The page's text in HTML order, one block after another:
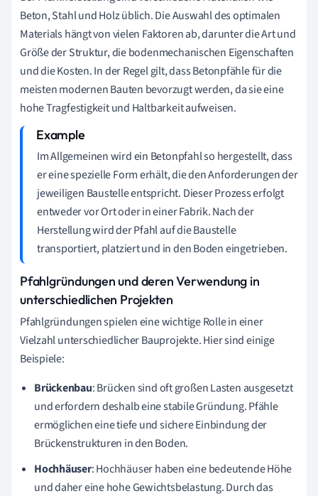
Beton, Stahl und Holz üblich. Die Auswahl des optimalen
Materials hängt von vielen Faktoren ab, darunter die Art und
Größe der Struktur, die bodenmechanischen Eigenschaften
und die Kosten. In der Regel gilt, dass Betonpfähle für die
meisten modernen Bauten bevorzugt werden, da sie eine
hohe Tragfestigkeit und Haltbarkeit aufweisen.
Im Allgemeinen wird ein Betonpfahl so hergestellt, dass
er eine spezielle Form erhält, die den Anforderungen der
jeweiligen Baustelle entspricht. Dieser Prozess erfolgt
entweder vor Ort oder in einer Fabrik. Nach der
Herstellung wird der Pfahl auf die Baustelle
transportiert, platziert und in den Boden eingetrieben.
Pfahlgründungen und deren Verwendung in
unterschiedlichen Projekten
Pfahlgründungen spielen eine wichtige Rolle in einer
Vielzahl unterschiedlicher Bauprojekte. Hier sind einige
Beispiele:
Brückenbau: Brücken sind oft großen Lasten ausgesetzt
und erfordern deshalb eine stabile Gründung. Pfähle
ermöglichen eine tiefe und sichere Einbindung der
Brückenstrukturen in den Boden.
Hochhäuser: Hochhäuser haben eine bedeutende Höhe
und daher eine hohe Gewichtsbelastung. Durch das